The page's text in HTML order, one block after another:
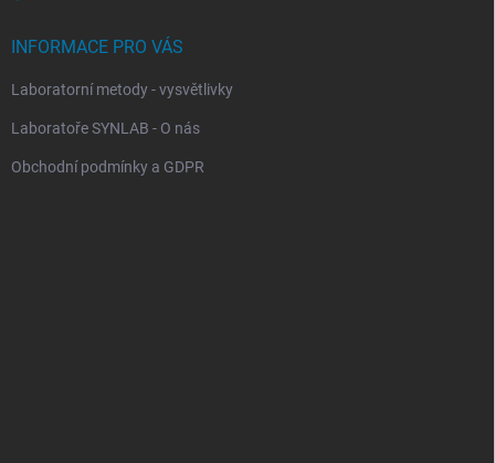
INFORMACE PRO VÁS
Laboratorní metody - vysvětlivky
Laboratoře SYNLAB - O nás
Obchodní podmínky a GDPR